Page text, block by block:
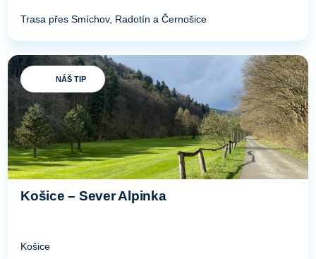
Trasa přes Smíchov, Radotín a Černošice
NÁŠ TIP
Košice – Sever Alpinka
Košice